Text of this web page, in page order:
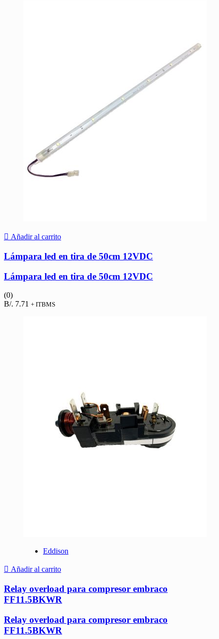
Añadir al carrito
Lámpara led en tira de 50cm 12VDC
Lámpara led en tira de 50cm 12VDC
(0)
B/. 7.71 + ITBMS
Eddison
Añadir al carrito
Relay overload para compresor embraco
FF11.5BKWR
Relay overload para compresor embraco
FF11.5BKWR